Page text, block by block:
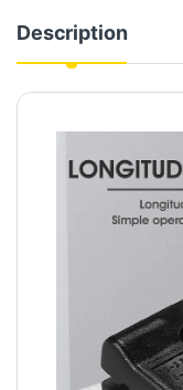
Description